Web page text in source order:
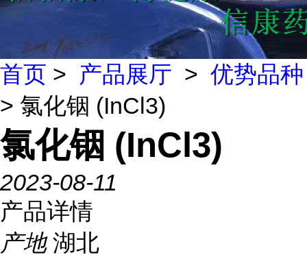
首页 > 产品展厅 > 优势品种
> 氯化铟 (InCl3)
氯化铟 (InCl3)
2023-08-11
产品详情
产地 湖北